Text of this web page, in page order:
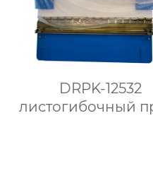
DRPK-12532
листогибочный